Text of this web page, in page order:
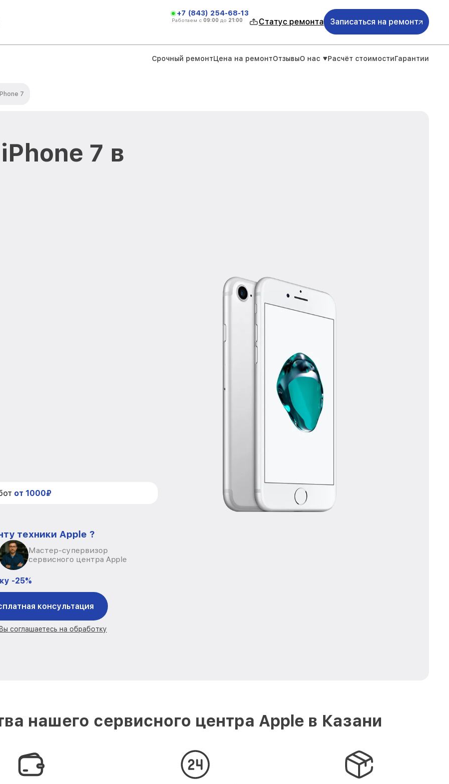
+7 (843) 254-68-13
Работаем с 09:00 до 21:00 Статус ремонта Записаться на ремонт
Срочный ремонтЦена на ремонтОтзывыО нас Расчёт стоимостиГарантии
7
7 в
от 1000₽
техники Apple ?
Мастер-супервизор
сервисного центра Apple
-25%
консультация
соглашаетесь на обработку
нашего сервисного центра Apple в Казани